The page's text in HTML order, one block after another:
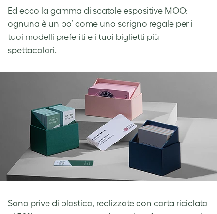
Ed ecco la gamma di scatole espositive MOO:
ognuna è un po’ come uno scrigno regale per i
tuoi modelli preferiti e i tuoi biglietti più
spettacolari.
Sono prive di plastica, realizzate con carta riciclata